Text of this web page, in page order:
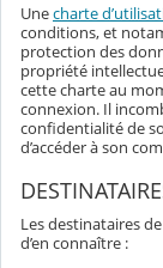
Unecharte
conditions, et
protection des
propriété
cette charte au
connexion. Il
confidentialité de
d’accéder à son
Les destinataires
d’en connaître :